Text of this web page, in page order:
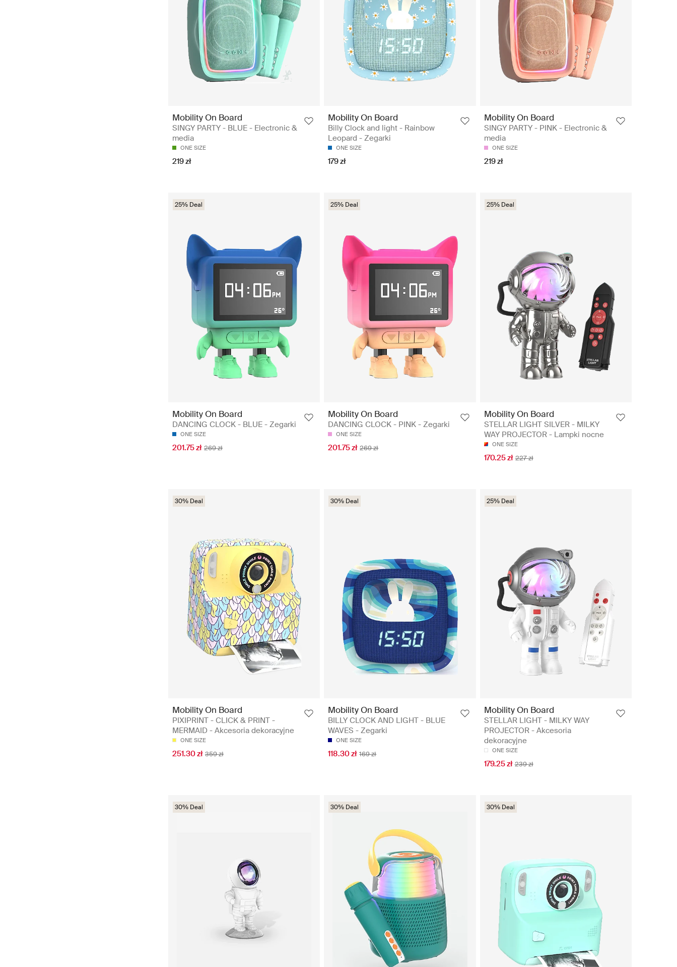
Mobility On Board
SINGY PARTY - BLUE - Electronic &
media
ONE SIZE
219 zł
Mobility On Board
Billy Clock and light - Rainbow
Leopard - Zegarki
ONE SIZE
179 zł
Mobility On Board
SINGY PARTY - PINK - Electronic &
media
ONE SIZE
219 zł
25% Deal
Mobility On Board
DANCING CLOCK - BLUE - Zegarki
ONE SIZE
201.75 zł 269 zł
25% Deal
Mobility On Board
DANCING CLOCK - PINK - Zegarki
ONE SIZE
201.75 zł 269 zł
25% Deal
Mobility On Board
STELLAR LIGHT SILVER - MILKY
WAY PROJECTOR - Lampki nocne
ONE SIZE
170.25 zł 227 zł
30% Deal
Mobility On Board
PIXIPRINT - CLICK & PRINT -
MERMAID - Akcesoria dekoracyjne
ONE SIZE
251.30 zł 359 zł
30% Deal
Mobility On Board
BILLY CLOCK AND LIGHT - BLUE
WAVES - Zegarki
ONE SIZE
118.30 zł 169 zł
25% Deal
Mobility On Board
STELLAR LIGHT - MILKY WAY
PROJECTOR - Akcesoria
dekoracyjne
ONE SIZE
179.25 zł 239 zł
30% Deal 30% Deal 30% Deal